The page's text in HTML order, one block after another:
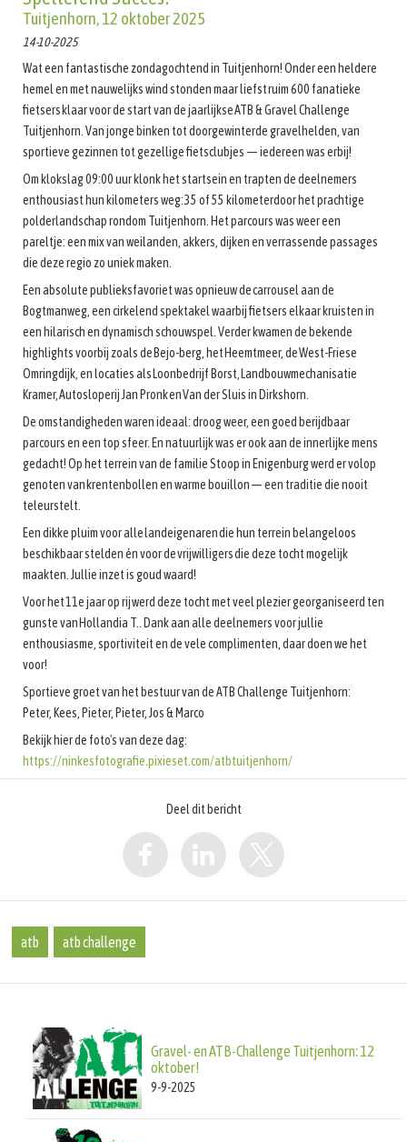
Tuitjenhorn, 12 oktober 2025
14-10-2025
Wat een fantastische zondagochtend in Tuitjenhorn! Onder een heldere
hemel en met nauwelijks wind stonden maar liefst ruim 600 fanatieke
fietsers klaar voor de start van de jaarlijkse ATB & Gravel Challenge
Tuitjenhorn. Van jonge binken tot doorgewinterde gravelhelden, van
sportieve gezinnen tot gezellige fietsclubjes — iedereen was erbij!
Om klokslag 09:00 uur klonk het startsein en trapten de deelnemers
enthousiast hun kilometers weg: 35 of 55 kilometerdoor het prachtige
polderlandschap rondom Tuitjenhorn. Het parcours was weer een
pareltje: een mix van weilanden, akkers, dijken en verrassende passages
die deze regio zo uniek maken.
Een absolute publieksfavoriet was opnieuw de carrousel aan de
Bogtmanweg, een cirkelend spektakel waarbij fietsers elkaar kruisten in
een hilarisch en dynamisch schouwspel. Verder kwamen de bekende
highlights voorbij zoals de Bejo-berg, het Heemtmeer, de West-Friese
Omringdijk, en locaties als Loonbedrijf Borst, Landbouwmechanisatie
Kramer, Autosloperij Jan Pronk en Van der Sluis in Dirkshorn.
De omstandigheden waren ideaal: droog weer, een goed berijdbaar
parcours en een top sfeer. En natuurlijk was er ook aan de innerlijke mens
gedacht! Op het terrein van de familie Stoop in Enigenburg werd er volop
genoten van krentenbollen en warme bouillon — een traditie die nooit
teleurstelt.
Een dikke pluim voor alle landeigenaren die hun terrein belangeloos
beschikbaar stelden én voor de vrijwilligers die deze tocht mogelijk
maakten. Jullie inzet is goud waard!
Voor het 11e jaar op rij werd deze tocht met veel plezier georganiseerd ten
gunste van Hollandia T.. Dank aan alle deelnemers voor jullie
enthousiasme, sportiviteit en de vele complimenten, daar doen we het
voor!
Sportieve groet van het bestuur van de ATB Challenge Tuitjenhorn:
Peter, Kees, Pieter, Pieter, Jos & Marco
Bekijk hier de foto's van deze dag:
https://ninkesfotografie.pixieset.com/atbtuitjenhorn/
Deel dit bericht
atb atb challenge
Gravel- en ATB-Challenge Tuitjenhorn: 12
oktober!
9-9-2025